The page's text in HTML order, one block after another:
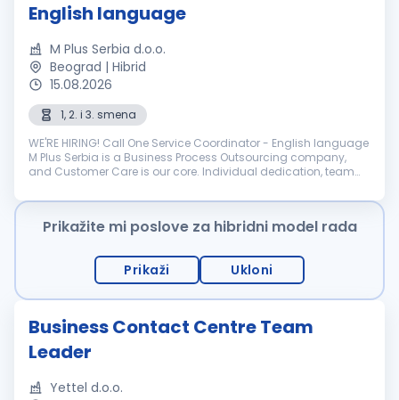
English language
M Plus Serbia d.o.o.
Beograd | Hibrid
15.08.2026
1, 2. i 3. smena
WE'RE HIRING! Call One Service Coordinator - English language
M Plus Serbia is a Business Process Outsourcing company,
and Customer Care is our core. Individual dedication, team
Prikažite mi poslove za hibridni model rada
Prikaži Ukloni
Business Contact Centre Team
Leader
Yettel d.o.o.